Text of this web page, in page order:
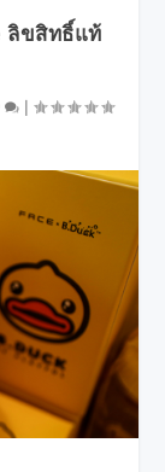
ลิขสิทธิ์แท้
|